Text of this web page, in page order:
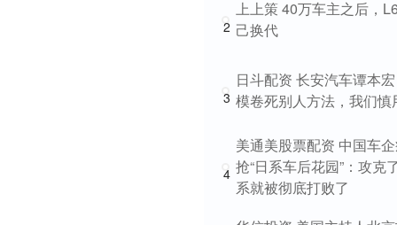
2
上上策 40万车主之后，
己换代
3
日斗配资 长安汽车谭本
模卷死别人方法，我们慎
4
美通美股票配资 中国车
抢“日系车后花园”：攻克
系就被彻底打败了